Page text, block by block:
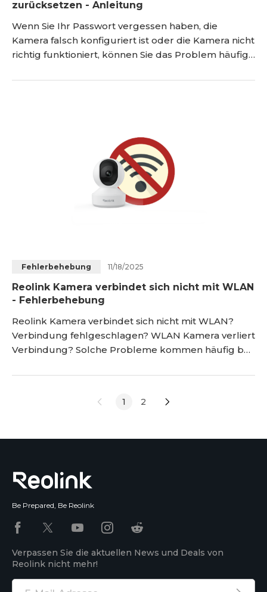
zurücksetzen - Anleitung
Wenn Sie Ihr Passwort vergessen haben, die
Kamera falsch konfiguriert ist oder die Kamera nicht
richtig funktioniert, können Sie das Problem häufig
diesem Artikel zeigen wir Ihnen, wie Sie Ihre Reolink
Kamera durch die Taste z
Fehlerbehebung 11/18/2025
Reolink Kamera verbindet sich nicht mit WLAN
- Fehlerbehebung
Reolink Kamera verbindet sich nicht mit WLAN?
Verbindung fehlgeschlagen? WLAN Kamera verliert
Verbindung? Solche Probleme kommen häufig bei
Beitrag werden wir Ihnen erklären, warum die
und wie Sie selbst das Problem schnell lösen
1 2
Be Prepared, Be Reolink
Verpassen Sie die aktuellen News und Deals von
Reolink nicht mehr!